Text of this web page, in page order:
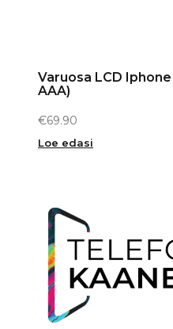
Varuosa LCD
AAA)
€69.90
Loe edasi